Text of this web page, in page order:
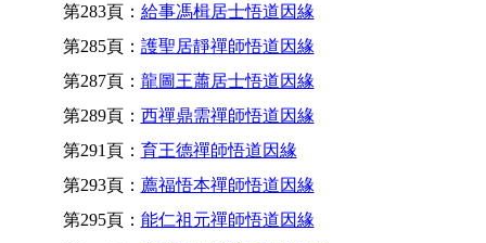
第283頁： 給事馮楫居士悟道因緣
第285頁： 護聖居靜禪師悟道因緣
第287頁： 龍圖王蕭居士悟道因緣
第289頁： 西禪鼎需禪師悟道因緣
第291頁： 育王德禪師悟道因緣
第293頁： 薦福悟本禪師悟道因緣
第295頁： 能仁祖元禪師悟道因緣